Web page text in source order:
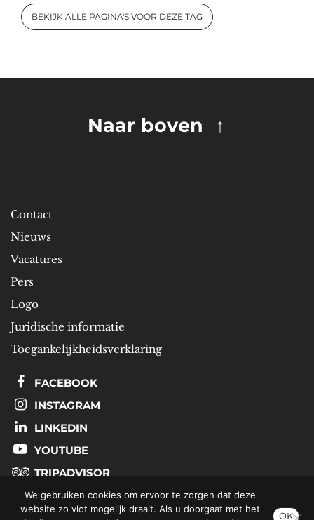
BEKIJK ALLE PAGINA'S VOOR DEZE TAG
Naar boven
Contact
Nieuws
Vacatures
Pers
Logo
Juridische informatie
Toegankelijkheidsverklaring
FACEBOOK
INSTAGRAM
LINKEDIN
YOUTUBE
TRIPADVISOR
SCHRIJF U IN OP ONZE NIEUWSBRIEF
We gebruiken cookies om ervoor te zorgen dat deze
website zo vlot mogelijk draait. Als u doorgaat met het
OK